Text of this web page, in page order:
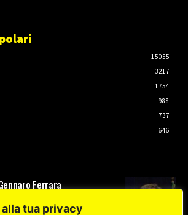
tua privacy
15055
3217
1754
988
737
646
Ferrara